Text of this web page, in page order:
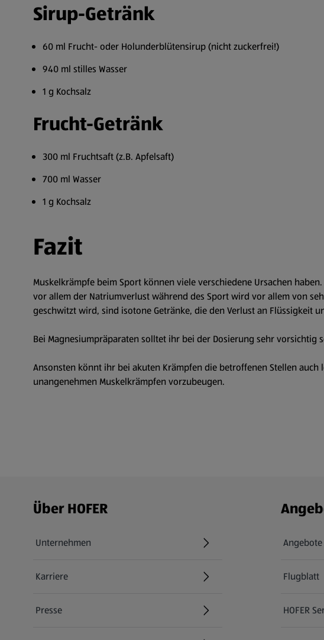
Sirup-Getränk
60 ml Frucht- oder Holunderblütensirup (nicht zuckerfrei!)
940 ml stilles Wasser
1 g Kochsalz
Frucht-Getränk
300 ml Fruchtsaft (z.B. Apfelsaft)
700 ml Wasser
1 g Kochsalz
Fazit
Muskelkrämpfe beim Sport können viele verschiedene Ursachen
vor allem der Natriumverlust während des Sport wird vor allem von
geschwitzt wird, sind isotone Getränke, die den Verlust an Flüssigkeit
Bei Magnesiumpräparaten solltet ihr bei der Dosierung sehr
Ansonsten könnt ihr bei akuten Krämpfen die betroffenen Stellen
unangenehmen Muskelkrämpfen vorzubeugen.
Fußzeilenmenü - weitere Links
Über HOFER
Unternehmen
Karriere
(öffnet in einem neuen Tab)
Presse
Angebote
Flugblatt
HOFER